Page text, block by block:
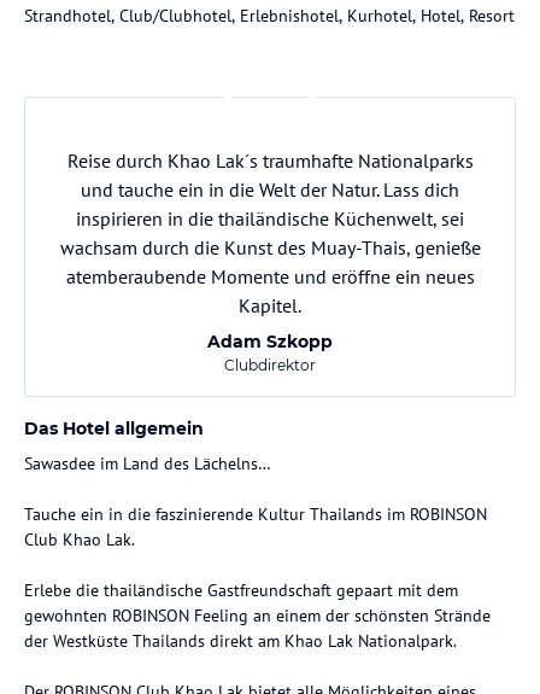
Strandhotel, Club/Clubhotel, Erlebnishotel, Kurhotel, Hotel, Resort
Reise durch Khao Lak´s traumhafte Nationalparks
und tauche ein in die Welt der Natur. Lass dich
inspirieren in die thailändische Küchenwelt, sei
wachsam durch die Kunst des Muay-Thais, genieße
atemberaubende Momente und eröffne ein neues
Kapitel.
Adam Szkopp
Clubdirektor
Das Hotel allgemein
Sawasdee im Land des Lächelns…
Tauche ein in die faszinierende Kultur Thailands im ROBINSON
Club Khao Lak.
Erlebe die thailändische Gastfreundschaft gepaart mit dem
gewohnten ROBINSON Feeling an einem der schönsten Strände
der Westküste Thailands direkt am Khao Lak Nationalpark.